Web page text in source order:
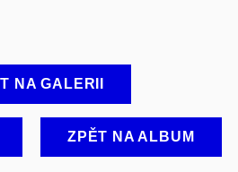
NA GALERII
ZPĚT NA ALBUM